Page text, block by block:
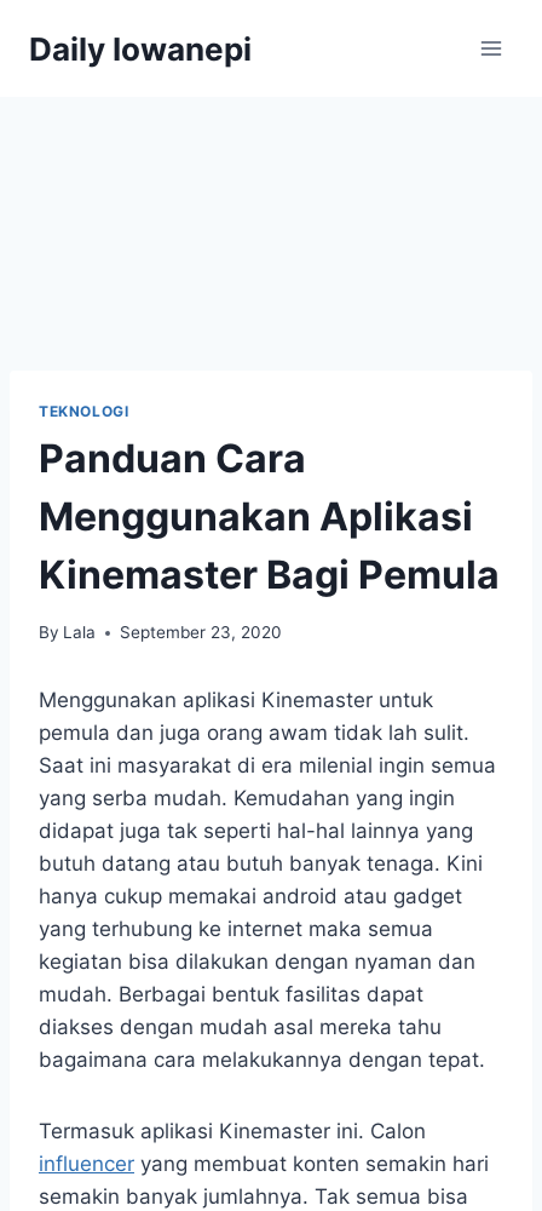
Daily Iowanepi
TEKNOLOGI
Panduan Cara
Menggunakan Aplikasi
Kinemaster Bagi Pemula
By Lala September 23, 2020
Menggunakan aplikasi Kinemaster untuk
pemula dan juga orang awam tidak lah sulit.
Saat ini masyarakat di era milenial ingin semua
yang serba mudah. Kemudahan yang ingin
didapat juga tak seperti hal-hal lainnya yang
butuh datang atau butuh banyak tenaga. Kini
hanya cukup memakai android atau gadget
yang terhubung ke internet maka semua
kegiatan bisa dilakukan dengan nyaman dan
mudah. Berbagai bentuk fasilitas dapat
diakses dengan mudah asal mereka tahu
bagaimana cara melakukannya dengan tepat.
Termasuk aplikasi Kinemaster ini. Calon
influencer yang membuat konten semakin hari
semakin banyak jumlahnya. Tak semua bisa